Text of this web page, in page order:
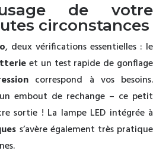
de votre
circonstances
, deux vérifications essentielles : le
et un test rapide de gonflage
correspond à vos besoins.
un embout de rechange – ce petit
sortie ! La lampe LED intégrée à
s’avère également très pratique